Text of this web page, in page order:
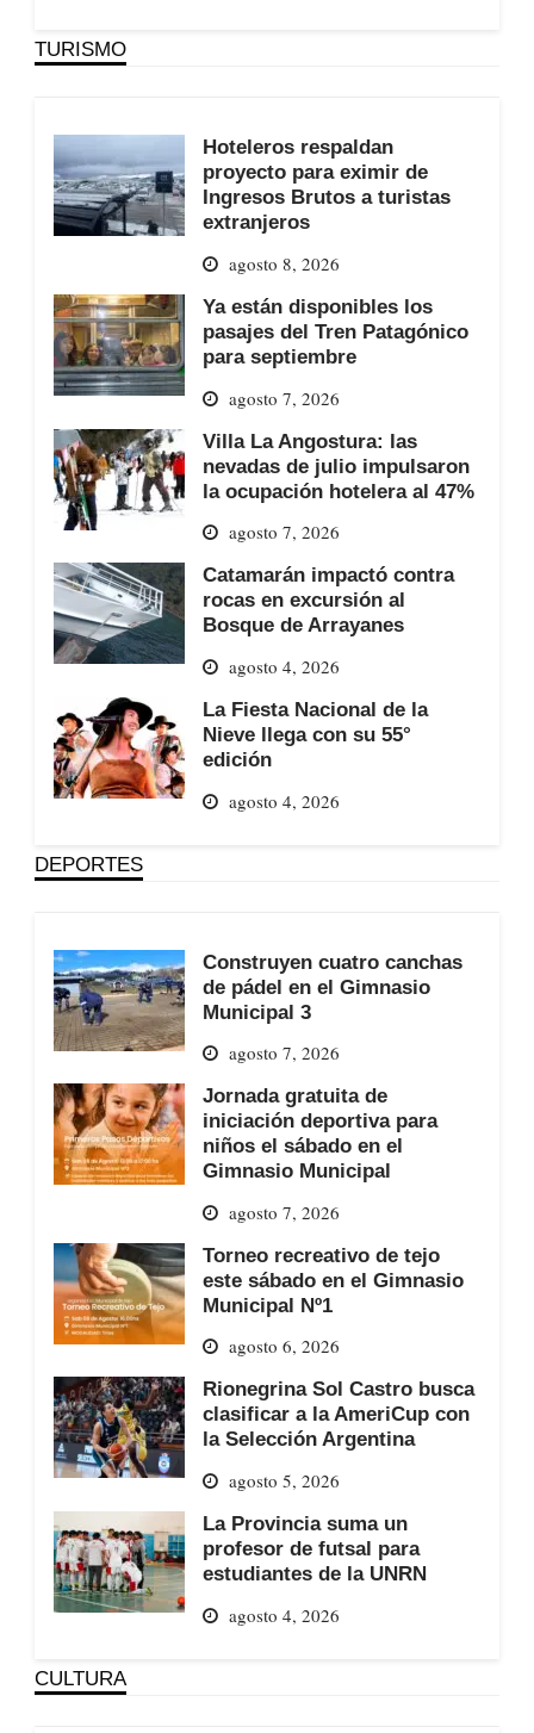
TURISMO
Hoteleros respaldan
proyecto para eximir de
Ingresos Brutos a turistas
extranjeros
agosto 8, 2026
Ya están disponibles los
pasajes del Tren Patagónico
para septiembre
agosto 7, 2026
Villa La Angostura: las
nevadas de julio impulsaron
la ocupación hotelera al 47%
agosto 7, 2026
Catamarán impactó contra
rocas en excursión al
Bosque de Arrayanes
agosto 4, 2026
La Fiesta Nacional de la
Nieve llega con su 55°
edición
agosto 4, 2026
DEPORTES
Construyen cuatro canchas
de pádel en el Gimnasio
Municipal 3
agosto 7, 2026
Jornada gratuita de
iniciación deportiva para
niños el sábado en el
Gimnasio Municipal
agosto 7, 2026
Torneo recreativo de tejo
este sábado en el Gimnasio
Municipal Nº1
agosto 6, 2026
Rionegrina Sol Castro busca
clasificar a la AmeriCup con
la Selección Argentina
agosto 5, 2026
La Provincia suma un
profesor de futsal para
estudiantes de la UNRN
agosto 4, 2026
CULTURA